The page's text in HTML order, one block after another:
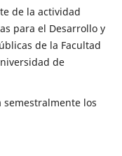
de la actividad
para el Desarrollo y
de la Facultad
de
semestralmente los